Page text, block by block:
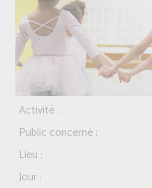
Activité :
Public concerné :
Lieu :
Jour :